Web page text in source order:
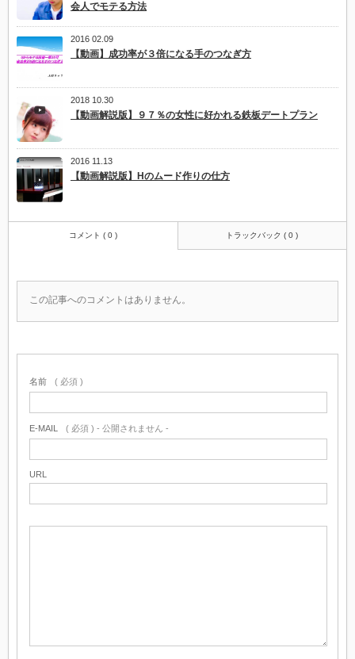
会人でモテる方法
2016 02.09
【動画】成功率が３倍になる手のつなぎ方
2018 10.30
【動画解説版】９７％の女性に好かれる鉄板デートプラン
2016 11.13
【動画解説版】Hのムード作りの仕方
コメント ( 0 ) トラックバック ( 0 )
この記事へのコメントはありません。
名前 ( 必須 )
E-MAIL ( 必須 ) - 公開されません -
URL